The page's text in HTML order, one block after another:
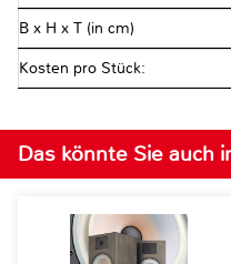
B x H x T (in cm)
Kosten pro Stück:
Das könnte Sie auch